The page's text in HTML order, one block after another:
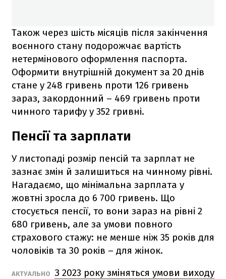
Також через шість місяців після закінчення
воєнного стану подорожчає вартість
нетермінового оформлення паспорта.
Оформити внутрішній документ за 20 днів
стане у 248 гривень проти 126 гривень
зараз, закордонний – 469 гривень проти
чинного тарифу у 352 гривні.
Пенсії та зарплати
У листопаді розмір пенсій та зарплат не
зазнає змін й залишиться на чинному рівні.
Нагадаємо, що мінімальна зарплата у
жовтні зросла до 6 700 гривень. Що
стосується пенсії, то вони зараз на рівні 2
680 гривень, але за умови повного
страхового стажу: не менше ніж 35 років для
чоловіків та 30 років – для жінок.
АКТУАЛЬНО З 2023 року зміняться умови виходу